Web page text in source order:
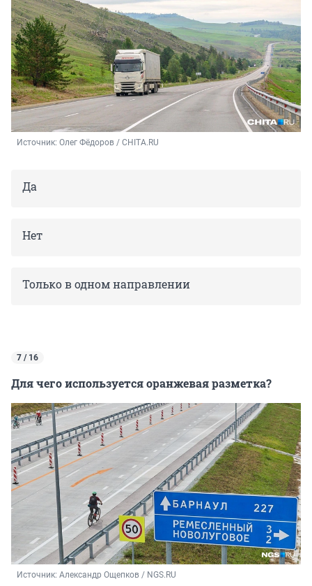
Источник: Олег Фёдоров / CHITA.RU
Да
Нет
Только в одном направлении
7 / 16
Для чего используется оранжевая разметка?
Источник: Александр Ощепков / NGS.RU